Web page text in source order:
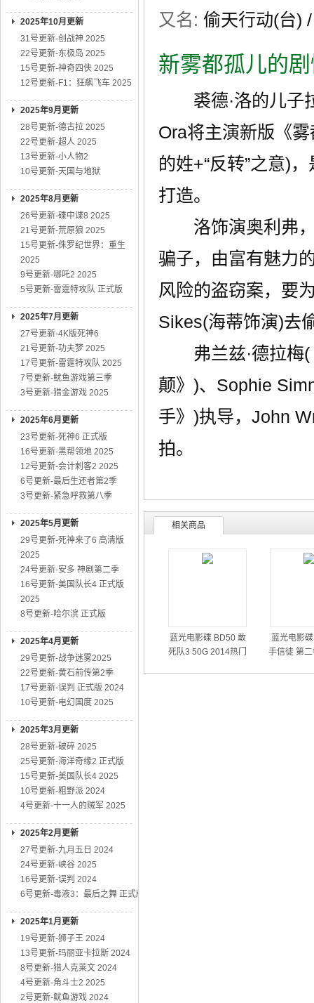
2025年10月更新
31号更新-创战神 2025
22号更新-东极岛 2025
15号更新-神奇四侠 2025
12号更新-F1：狂飙飞车 2025
2025年9月更新
28号更新-德古拉 2025
22号更新-超人 2025
13号更新-小人物2
10号更新-天国与地狱
2025年8月更新
26号更新-碟中谍8 2025
21号更新-荒原狼 2025
15号更新-侏罗纪世界：重生
2025
9号更新-哪吒2 2025
5号更新-雷霆特攻队 正式版
2025年7月更新
27号更新-4K版死神6
21号更新-功夫梦 2025
17号更新-雷霆特攻队 2025
7号更新-鱿鱼游戏第三季
3号更新-猎金游戏 2025
2025年6月更新
23号更新-死神6 正式版
16号更新-黑帮领地 2025
12号更新-会计刺客2 2025
6号更新-最后生还者第2季
3号更新-紧急呼救第八季
2025年5月更新
29号更新-死神来了6 高清版
2025
24号更新-安多 神剧第二季
16号更新-美国队长4 正式版
2025
8号更新-哈尔滨 正式版
2025年4月更新
29号更新-战争迷雾2025
22号更新-黄石前传第2季
17号更新-误判 正式版 2024
10号更新-电幻国度 2025
2025年3月更新
28号更新-破碎 2025
25号更新-海洋奇缘2 正式版
15号更新-美国队长4 2025
10号更新-粗野派 2024
4号更新-十一人的贼军 2025
2025年2月更新
27号更新-九月五日 2024
24号更新-峡谷 2025
16号更新-误判 2024
6号更新-毒液3：最后之舞 正式版
2025年1月更新
19号更新-狮子王 2024
13号更新-玛丽亚卡拉斯 2024
8号更新-猎人克莱文 2024
4号更新-角斗士2 2025
2号更新-鱿鱼游戏 2024
又名: 偷天行动(台)
新雾都孤儿的
裘德·洛的儿子拉
Ora将主演新版《
的姓+“反转”之意)
打造。
洛饰演奥利弗，
骗子，由富有魅力
风险的盗窃案，要
Sikes(海蒂饰演)去
弗兰兹·德拉梅(
颠》)、Sophie
手》)执导，John
拍。
相关商品
蓝光电影碟 BD50 敢
死队3 50G 2014热门
蓝光电影
手信徒 第